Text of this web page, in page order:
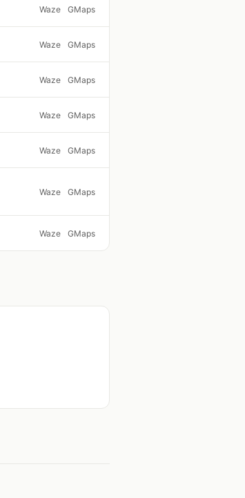
Waze GMaps
Waze GMaps
Waze GMaps
Waze GMaps
Waze GMaps
Waze GMaps
Waze GMaps